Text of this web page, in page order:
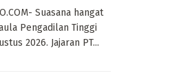
Suasana hangat
Pengadilan Tinggi
2026. Jajaran PT...